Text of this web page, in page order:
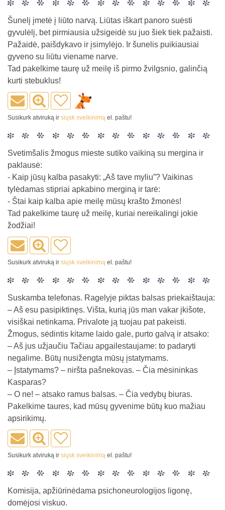
Šunelį įmetė į liūto narvą. Liūtas iškart panoro suėsti
gyvulėlį, bet pirmiausia užsigeidė su juo šiek tiek pažaisti.
Pažaidė, paišdykavo ir įsimylėjo. Ir šunelis puikiausiai
gyveno su liūtu viename narve.
Tad pakelkime taurę už meilę iš pirmo žvilgsnio, galinčią
kurti stebuklus!
Susikurk atviruką ir siųsk sveikinimą el. paštu!
Svetimšalis žmogus mieste sutiko vaikiną su mergina ir
paklausė:
- Kaip jūsų kalba pasakyti: „Aš tave myliu”? Vaikinas
tylėdamas stipriai apkabino merginą ir tarė:
- Štai kaip kalba apie meilę mūsų krašto žmonės!
Tad pakelkime taurę už meilę, kuriai nereikalingi jokie
žodžiai!
Susikurk atviruką ir siųsk sveikinimą el. paštu!
Suskamba telefonas. Ragelyje piktas balsas priekaištauja:
– Aš esu pasipiktinęs. Višta, kurią jūs man vakar įkišote,
visiškai netinkama. Privalote ją tuojau pat pakeisti.
Žmogus, sėdintis kitame laido gale, purto galvą ir atsako:
– Aš jus užjaučiu Tačiau apgailestaujame: to padaryti
negalime. Būtų nusižengta mūsų įstatymams.
– Įstatymams? – niršta pašnekovas. – Čia mėsininkas
Kasparas?
– O ne! – atsako ramus balsas. – Čia vedybų biuras.
Pakelkime taures, kad mūsų gyvenime būtų kuo mažiau
apsirikimų.
Susikurk atviruką ir siųsk sveikinimą el. paštu!
Komisija, apžiūrinėdama psichoneurologijos ligonę,
domėjosi viskuo.